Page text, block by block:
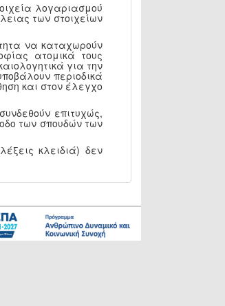
λογαριασμού
των στοιχείων
να καταχωρούν
ατομικά τους
για την
περιοδικά
και στον έλεγχο
επιτυχώς,
των σπουδών των
κλειδιά) δεν